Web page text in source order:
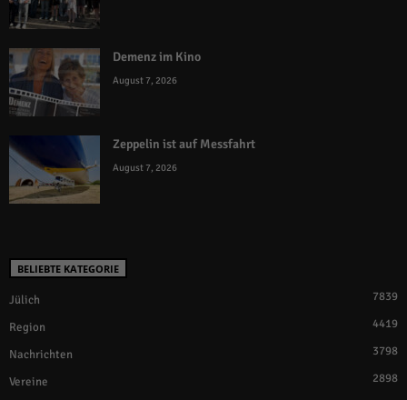
Demenz im Kino
August 7, 2026
Zeppelin ist auf Messfahrt
August 7, 2026
BELIEBTE KATEGORIE
Jülich 7839
Region 4419
Nachrichten 3798
Vereine
2898